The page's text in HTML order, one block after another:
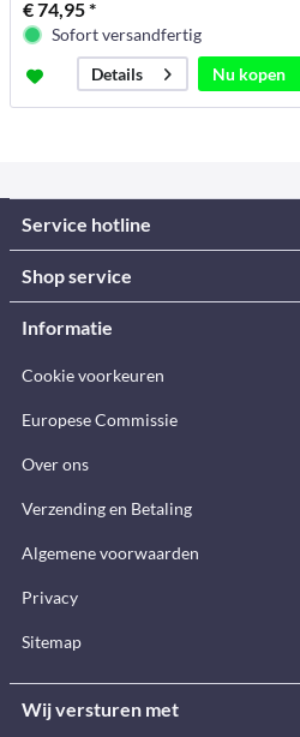
€ 74,95 *
Sofort versandfertig
Details
Nu kopen
Service hotline
Shop service
Informatie
Cookie voorkeuren
Europese Commissie
Over ons
Verzending en Betaling
Algemene voorwaarden
Privacy
Sitemap
Wij versturen met